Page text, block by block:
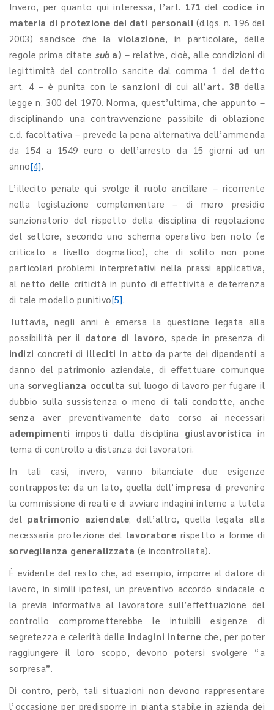
Invero, per quanto qui interessa, l’art. 171 del codice in
materia di protezione dei dati personali (d.lgs. n. 196 del
2003) sancisce che la violazione, in particolare, delle
regole prima citate suba) – relative, cioè, alle condizioni di
legittimità del controllo sancite dal comma 1 del detto
art. 4 – è punita con lesanzioni di cui all’ art. 38 della
legge n. 300 del 1970. Norma, quest’ultima, che appunto –
disciplinando una contravvenzione passibile di oblazione
c.d. facoltativa – prevede la pena alternativa dell’ammenda
da 154 a 1549 euro o dell’arresto da 15 giorni ad un
anno[4].
L’illecito penale qui svolge il ruolo ancillare – ricorrente
nella legislazione complementare – di mero presidio
sanzionatorio del rispetto della disciplina di regolazione
del settore, secondo uno schema operativo ben noto (e
criticato a livello dogmatico), che di solito non pone
particolari problemi interpretativi nella prassi applicativa,
al netto delle criticità in punto di effettività e deterrenza
di tale modello punitivo[5].
Tuttavia, negli anni è emersa la questione legata alla
possibilità per il datore di lavoro, specie in presenza di
indizi concreti di illeciti in atto da parte dei dipendenti a
danno del patrimonio aziendale, di effettuare comunque
una sorveglianza occulta sul luogo di lavoro per fugare il
dubbio sulla sussistenza o meno di tali condotte, anche
senza aver preventivamente dato corso ai necessari
adempimenti imposti dalla disciplina giuslavoristica in
tema di controllo a distanza dei lavoratori.
In tali casi, invero, vanno bilanciate due esigenze
contrapposte: da un lato, quella dell’ impresa di prevenire
la commissione di reati e di avviare indagini interne a tutela
del patrimonio aziendale; dall’altro, quella legata alla
necessaria protezione del lavoratore rispetto a forme di
sorveglianza generalizzata (e incontrollata).
È evidente del resto che, ad esempio, imporre al datore di
lavoro, in simili ipotesi, un preventivo accordo sindacale o
la previa informativa al lavoratore sull’effettuazione del
controllo comprometterebbe le intuibili esigenze di
segretezza e celerità delle indagini interne che, per poter
raggiungere il loro scopo, devono potersi svolgere “a
sorpresa”.
Di contro, però, tali situazioni non devono rappresentare
l’occasione per predisporre in pianta stabile in azienda dei